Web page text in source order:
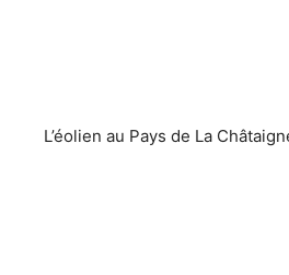
L’éolien au Pays de La